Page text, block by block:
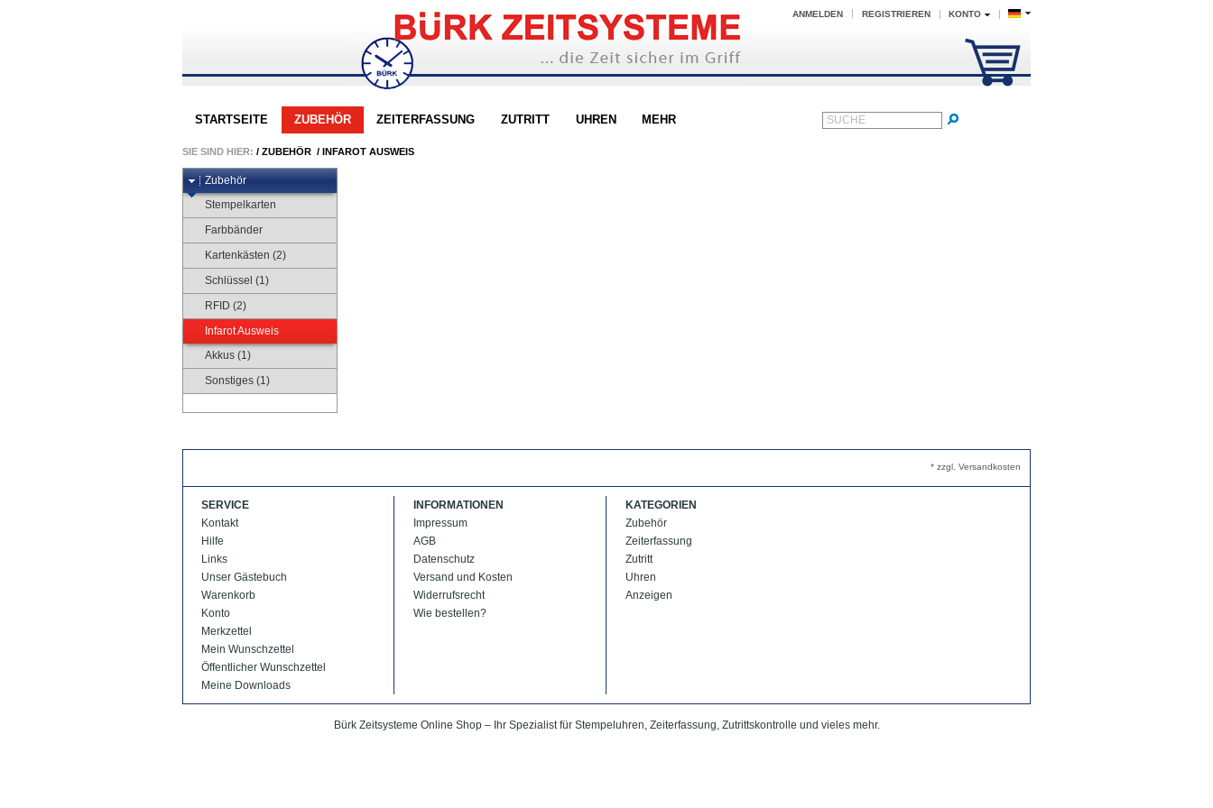
KONTO
ANMELDEN REGISTRIEREN
STARTSEITE ZUBEHÖR ZEITERFASSUNG ZUTRITT UHREN MEHR SUCHE
SIE SIND HIER: / ZUBEHÖR / INFAROT AUSWEIS
Zubehör
Stempelkarten
Farbbänder
Kartenkästen (2)
Schlüssel (1)
RFID (2)
Infarot Ausweis
Akkus (1)
Sonstiges (1)
* zzgl. Versandkosten
SERVICE
Kontakt
Hilfe
Links
Unser Gästebuch
Warenkorb
Konto
Merkzettel
Mein Wunschzettel
Öffentlicher Wunschzettel
Meine Downloads
INFORMATIONEN
Impressum
AGB
Datenschutz
Versand und Kosten
Widerrufsrecht
Wie bestellen?
KATEGORIEN
Zubehör
Zeiterfassung
Zutritt
Uhren
Anzeigen
Bürk Zeitsysteme Online Shop – Ihr Spezialist für Stempeluhren, Zeiterfassung, Zutrittskontrolle und vieles mehr.